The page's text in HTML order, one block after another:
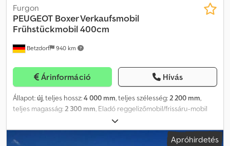
Betzdorf 940 km
Furgon
PEUGEOT Boxer Verkaufsmobil
Frühstückmobil 400cm
Árinformáció Hívás
Állapot:új, teljes hossz:4 000 mm, teljes szélesség:2 200 mm,
teljes magasság:2 300 mm, Eladó reggelizőmobil/frissáru-mobil
önjáró kivitelben A bemutatott jármű egy korábbi munkánk
példája, amelyet már átadtunk ügyfelünknek. Egyedi
felépítmények gyártójaként járműveket tervezünk, kivitelezünk és
Apróhirdetés